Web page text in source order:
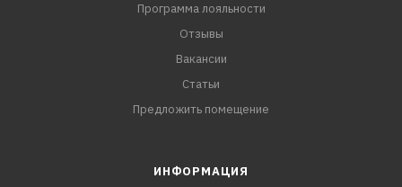
Программа лояльности
Отзывы
Вакансии
Статьи
Предложить помещение
ИНФОРМАЦИЯ